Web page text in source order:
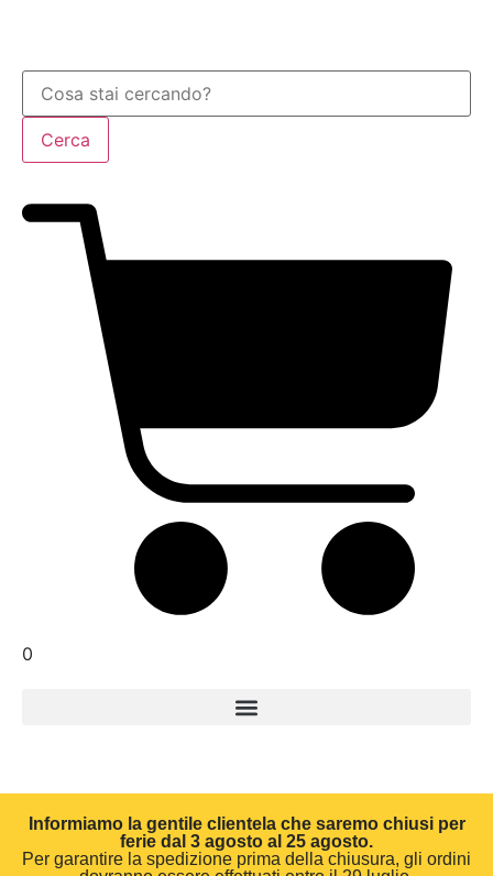
0
Informiamo la gentile clientela che saremo chiusi per
ferie dal 3 agosto al 25 agosto.
Per garantire la spedizione prima della chiusura, gli ordini